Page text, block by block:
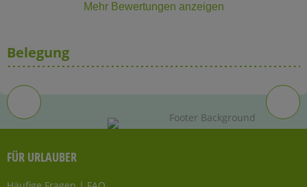
Mehr Bewertungen anzeigen
Belegung
FÜR URLAUBER